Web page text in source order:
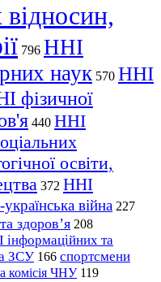
796 ННІ
наук 570 ННІ
фізичної
440 ННІ
освіти,
372 ННІ
війна 227
здоров’я 208
інформаційних та
ЗСУ 166 спортсмени
комісія ЧНУ 119